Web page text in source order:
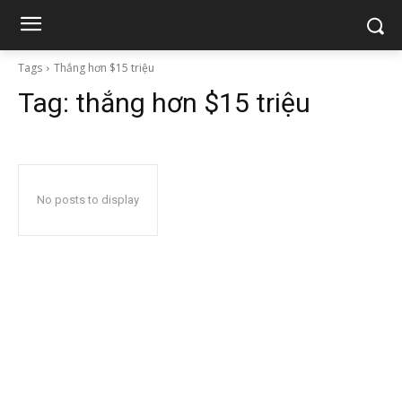
Tags Thắng hơn $15 triệu
Tag: thắng hơn $15 triệu
No posts to display